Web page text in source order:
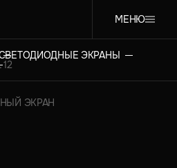
МЕНЮ
ЭКРАНЫ
12
ЭКРАН